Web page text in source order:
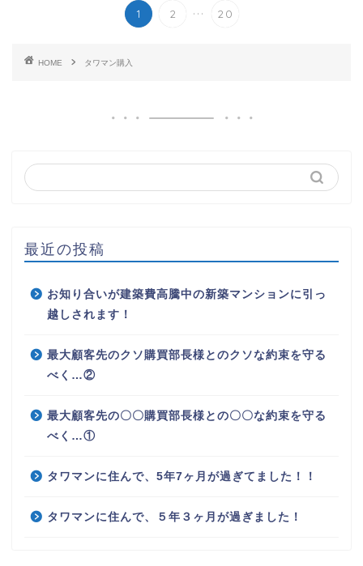
1 2 ... 20
HOME タワマン購入
最近の投稿
お知り合いが建築費高騰中の新築マンションに引っ
越しされます！
最大顧客先のクソ購買部長様とのクソな約束を守る
べく…②
最大顧客先の〇〇購買部長様との〇〇な約束を守る
べく…①
タワマンに住んで、5年7ヶ月が過ぎてました！！
タワマンに住んで、５年３ヶ月が過ぎました！